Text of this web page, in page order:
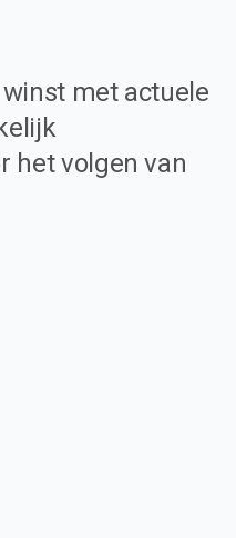
met actuele
het volgen van